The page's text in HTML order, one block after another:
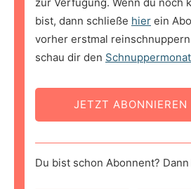
zur Verfügung. Wenn du noch
bist, dann schließe hier ein
vorher erstmal
schau dir den Schnuppermonat
JETZT ABONNIEREN
Du bist schon Abonnent?